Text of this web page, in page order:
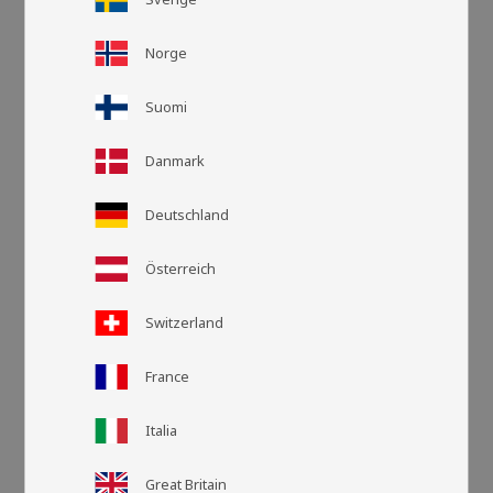
Norge
Suomi
Danmark
Deutschland
Österreich
Switzerland
France
Italia
Great Britain